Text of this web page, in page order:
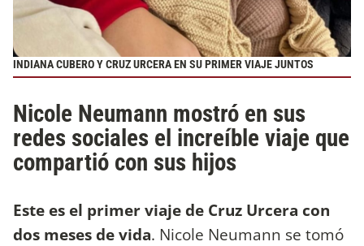
INDIANA CUBERO Y CRUZ URCERA EN SU PRIMER VIAJE JUNTOS
Nicole Neumann mostró en sus
redes sociales el increíble viaje que
compartió con sus hijos
Este es el primer viaje de Cruz Urcera con
dos meses de vida. Nicole Neumann se tomó